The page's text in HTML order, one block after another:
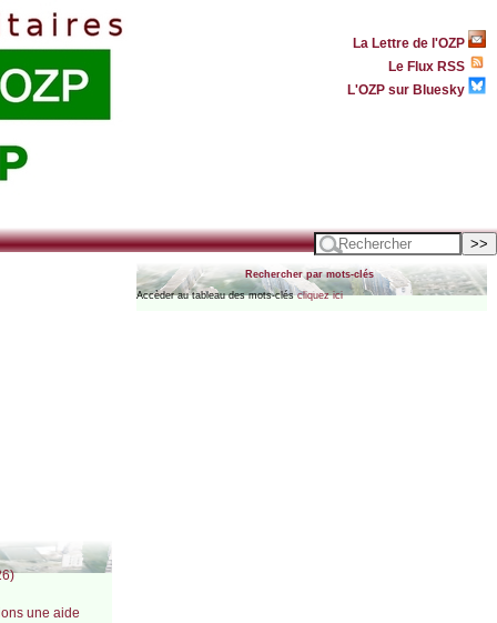
La Lettre de l'OZP
Le Flux RSS
L'OZP sur Bluesky
une aide
Rechercher par mots-clés
Accèder au tableau des mots-cléscliquez ici